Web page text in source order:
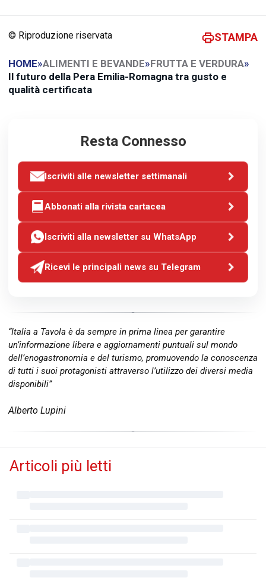
© Riproduzione riservata STAMPA
HOME»ALIMENTI E BEVANDE»FRUTTA E VERDURA»
Il futuro della Pera Emilia-Romagna tra gusto e
qualità certificata
Resta Connesso
Iscriviti alle newsletter settimanali
Abbonati alla rivista cartacea
Iscriviti alla newsletter su WhatsApp
Ricevi le principali news su Telegram
“Italia a Tavola è da sempre in prima linea per garantire
un’informazione libera e aggiornamenti puntuali sul mondo
dell’enogastronomia e del turismo, promuovendo la conoscenza
di tutti i suoi protagonisti attraverso l’utilizzo dei diversi media
disponibili”
Alberto Lupini
Articoli più letti